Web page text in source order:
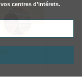
-
centres d’intérets.